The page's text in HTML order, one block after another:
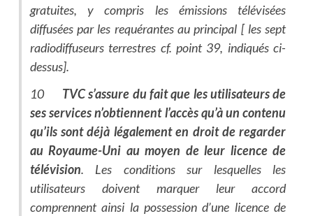
gratuites, y compris les émissions télévisées
diffusées par les requérantes au principal [les sept
radiodiffuseurs terrestres cf. point 39, indiqués ci-
dessus].
10 TVC s’assure du fait que les utilisateurs de
ses services n’obtiennent l’accès qu’à un contenu
qu’ils sont déjà légalement en droit de regarder
au Royaume-Uni au moyen de leur licence de
télévision. Les conditions sur lesquelles les
utilisateurs doivent marquer leur accord
comprennent ainsi la possession d’une licence de